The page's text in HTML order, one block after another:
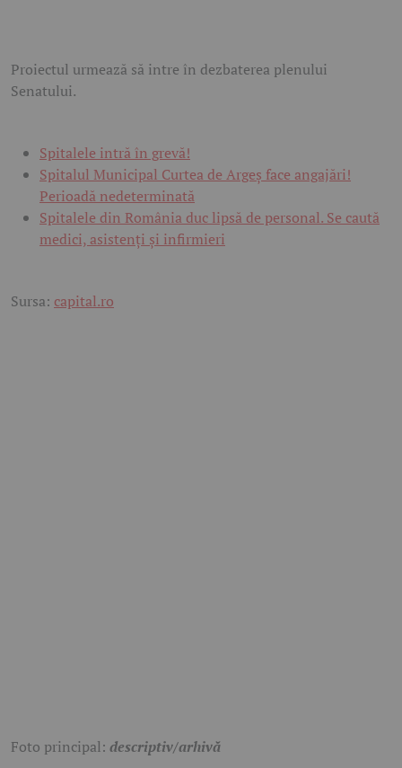
Proiectul urmează să intre în dezbaterea plenului
Senatului.
Spitalele intră în grevă!
Spitalul Municipal Curtea de Argeș face angajări!
Perioadă nedeterminată
Spitalele din România duc lipsă de personal. Se caută
medici, asistenți și infirmieri
Sursa: capital.ro
Foto principal: descriptiv/arhivă